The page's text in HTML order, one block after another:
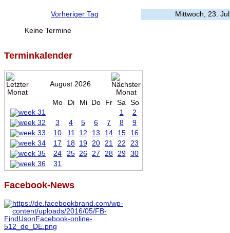
Vorheriger Tag Mittwoch, 23.
Keine Termine
Terminkalender
August 2026
Mo Di Mi Do Fr Sa So
1
2
3
4 5 6 7 8
9
10
11 12 13 14 15
16
17
18 19 20 21 22
23
24
25 26 27 28 29
30
31
Facebook-News